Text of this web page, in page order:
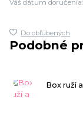
Váš dátum doručenia:
Do obľúbených
Podobné
Box ruží